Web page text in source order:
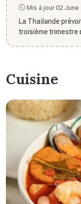
Mis à jour 02 June
La Thaïlande
troisième trimestre
Cuisine